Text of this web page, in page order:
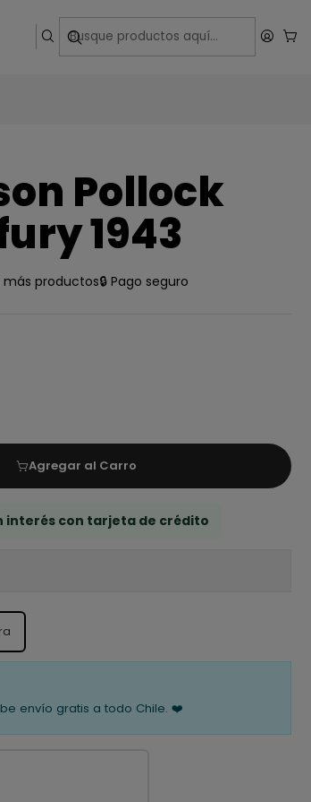
Pollock
1943
productos🔒 Pago seguro
Agregar al Carro
interés con tarjeta de crédito
envío gratis a todo Chile. ❤️